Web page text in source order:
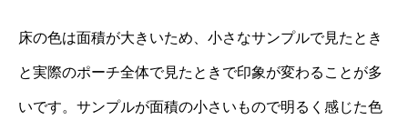
床の色は面積が大きいため、小さなサンプルで見たとき
と実際のポーチ全体で見たときで印象が変わることが多
いです。サンプルが面積の小さいもので明るく感じた色